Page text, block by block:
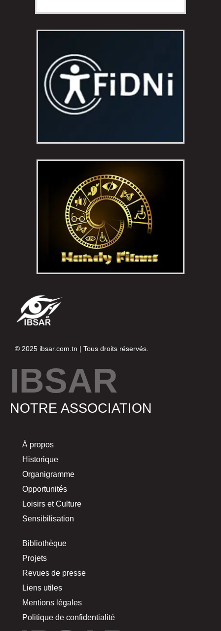
© 2025 ibsar.com.tn | Tous droits réservés.
IBSAR
NOTRE ASSOCIATION
À propos
Historique
Organigramme
Opportunités
Loisirs et Culture
Sensibilisation
Bibliothèque
Projets
Revues de presse
Liens utiles
Mentions légales
Politique de confidentialité